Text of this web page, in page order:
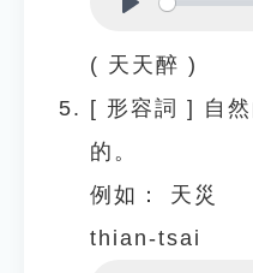
( 天天醉 )
[ 形容詞 ] 自
的。
例如：
天災
thian-tsai